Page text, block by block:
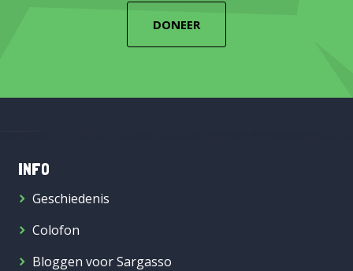
DONEER
INFO
Geschiedenis
Colofon
Bloggen voor Sargasso